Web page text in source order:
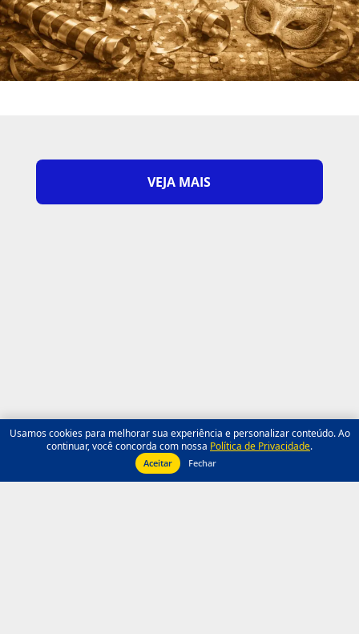
VEJA MAIS
Usamos cookies para melhorar sua experiência e personalizar conteúdo. Ao
continuar, você concorda com nossa Política de Privacidade.
Aceitar Fechar